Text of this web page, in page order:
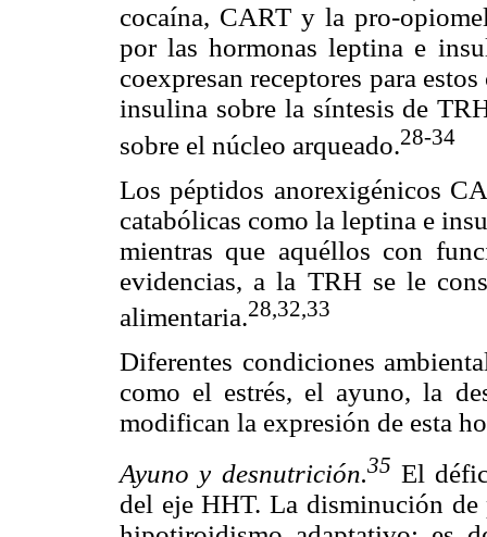
cocaína, CART y la pro-
por las hormonas leptina e
coexpresan receptores para
insulina sobre la síntesis de
sobre el núcleo arqueado.28-34
Los péptidos anorexigénicos
catabólicas como la leptina e
mientras que aquéllos con
evidencias, a la TRH se le
alimentaria.28,32,33
Diferentes condiciones
como el estrés, el ayuno, la
modifican la expresión de esta
Ayuno y desnutrición.35 El
del eje HHT. La disminución de